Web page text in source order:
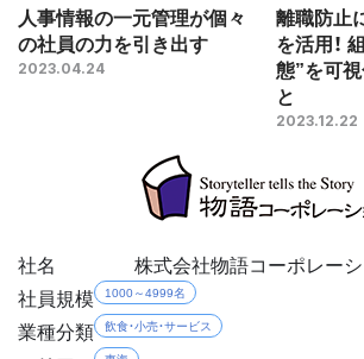
人事情報の一元管理が個々
の社員の力を引き出す
2023.04.24
離職防止
を活用！
態”を可
と
2023.12.22
社名
株式会社物語コーポレー
社員規模
1000～4999名
業種分類 飲食・小売・サービス